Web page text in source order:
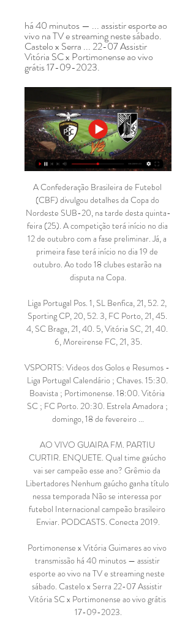
há 40 minutos — ... assistir esporte ao
vivo na TV e streaming neste sábado.
Castelo x Serra ... 22-07 Assistir
Vitória SC x Portimonense ao vivo
grátis 17-09-2023.
A Confederação Brasileira de Futebol
(CBF) divulgou detalhes da Copa do
Nordeste SUB-20, na tarde desta quinta-
feira (25). A competição terá início no dia
12 de outubro com a fase preliminar. Já, a
primeira fase terá início no dia 19 de
outubro. Ao todo 18 clubes estarão na
disputa na Copa.
Liga Portugal Pos. 1, SL Benfica, 21, 52. 2,
Sporting CP, 20, 52. 3, FC Porto, 21, 45.
4, SC Braga, 21, 40. 5, Vitória SC, 21, 40.
6, Moreirense FC, 21, 35.
VSPORTS: Videos dos Golos e Resumos -
Liga Portugal Calendário ; Chaves. 15:30.
Boavista ; Portimonense. 18:00. Vitória
SC ; FC Porto. 20:30. Estrela Amadora ;
domingo, 18 de fevereiro ...
AO VIVO GUAIRA FM. PARTIU
CURTIR. ENQUETE. Qual time gaúcho
vai ser campeão esse ano? Grêmio da
Libertadores Nenhum gaúcho ganha título
nessa temporada Não se interessa por
futebol Internacional campeão brasileiro
Enviar. PODCASTS. Conecta 2019.
Portimonense x Vitória Guimares ao vivo
transmissão há 40 minutos — assistir
esporte ao vivo na TV e streaming neste
sábado. Castelo x Serra 22-07 Assistir
Vitória SC x Portimonense ao vivo grátis
17-09-2023.